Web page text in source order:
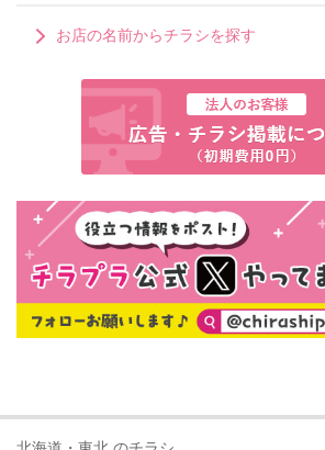
お店の名前からチラシを探す